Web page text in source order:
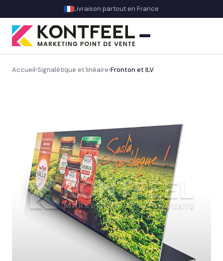
Livraison partout en France
Présentoir sol
Signalétique et linéaire
Découvrez notre signalétique en magasin→
Balisage rayon
Promotion & organisation
Décor îlot, palette & sol
Accueil›Signalétique et linéaire›Fronton et ILV